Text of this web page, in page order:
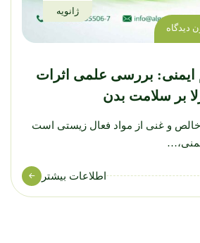
دیدگاه
ژانویه
ایمنی: بررسی علمی اثرات
بر سلامت بدن
و غنی از مواد فعال زیستی است
اطلاعات بیشتر